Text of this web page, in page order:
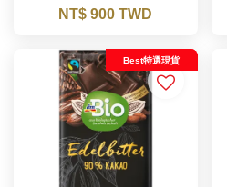
NT$ 900 TWD
Best特選現貨